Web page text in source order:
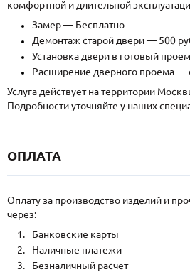
комфортной и длительной
Замер — Бесплатно
Демонтаж старой двери — 500
Установка двери в готовый
Расширение дверного проема —
Услуга действует на территории
Подробности уточняйте у наших
ОПЛАТА
Оплату за производство изделий и
через:
Банковские карты
Наличные платежи
Безналичный расчет